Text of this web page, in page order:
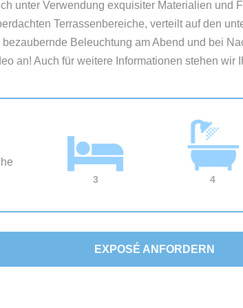
unter Verwendung exquisiter Materialien und
Terrassenbereiche, verteilt auf den
Beleuchtung am Abend und bei
an! Auch für weitere Informationen stehen wir
3 4
EXPOSÉ ANFORDERN